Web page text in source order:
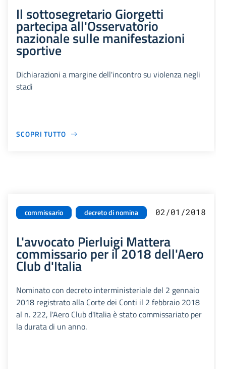
Il sottosegretario Giorgetti
partecipa all'Osservatorio
nazionale sulle manifestazioni
sportive
Dichiarazioni a margine dell'incontro su violenza negli
stadi
SCOPRI TUTTO
commissario decreto di nomina 02/01/2018
L'avvocato Pierluigi Mattera
commissario per il 2018 dell'Aero
Club d'Italia
Nominato con decreto interministeriale del 2 gennaio
2018 registrato alla Corte dei Conti il 2 febbraio 2018
al n. 222, l'Aero Club d'Italia è stato commissariato per
la durata di un anno.